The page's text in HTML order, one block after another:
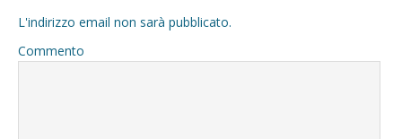
L'indirizzo email non sarà pubblicato.
Commento